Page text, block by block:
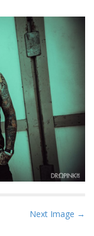
Next Image →